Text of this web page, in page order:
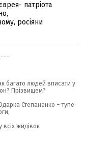
патріота
росіяни
багато людей вписати у
Прізвищем?
Степаненко – тупе
всіх жидівок